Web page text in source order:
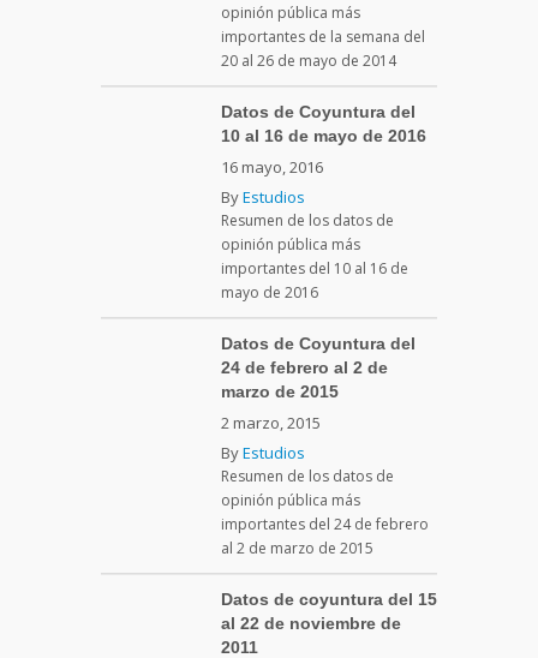
opinión pública más
importantes de la semana del
20 al 26 de mayo de 2014
Datos de Coyuntura del
10 al 16 de mayo de 2016
16 mayo, 2016
ByEstudios
Resumen de los datos de
opinión pública más
importantes del 10 al 16 de
mayo de 2016
Datos de Coyuntura del
24 de febrero al 2 de
marzo de 2015
2 marzo, 2015
ByEstudios
Resumen de los datos de
opinión pública más
importantes del 24 de febrero
al 2 de marzo de 2015
Datos de coyuntura del 15
al 22 de noviembre de
2011